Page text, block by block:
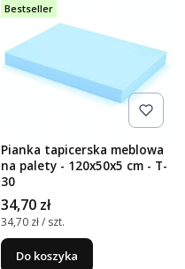
Bestseller
Pianka tapicerska meblowa
na palety - 120x50x5 cm - T-
30
Cena
34,70 zł
Cena jednostkowa
34,70 zł / szt.
Do koszyka